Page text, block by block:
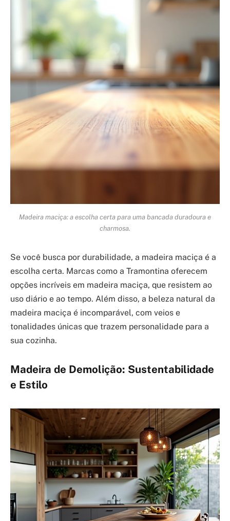
Madeira maciça: a escolha certa para uma bancada duradoura e
charmosa.
Se você busca por durabilidade, a madeira maciça é a
escolha certa. Marcas como a Tramontina oferecem
opções incríveis em madeira maciça, que resistem ao
uso diário e ao tempo. Além disso, a beleza natural da
madeira maciça é incomparável, com veios e
tonalidades únicas que trazem personalidade para a
sua cozinha.
Madeira de Demolição: Sustentabilidade
e Estilo